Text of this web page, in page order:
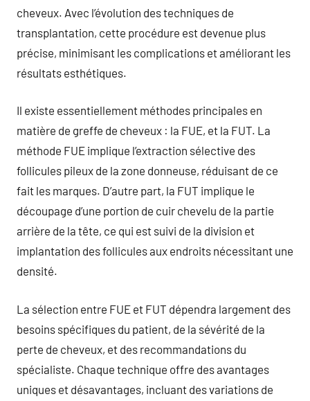
cheveux. Avec l’évolution des techniques de
transplantation, cette procédure est devenue plus
précise, minimisant les complications et améliorant les
résultats esthétiques.
Il existe essentiellement méthodes principales en
matière de greffe de cheveux : la FUE, et la FUT. La
méthode FUE implique l’extraction sélective des
follicules pileux de la zone donneuse, réduisant de ce
fait les marques. D’autre part, la FUT implique le
découpage d’une portion de cuir chevelu de la partie
arrière de la tête, ce qui est suivi de la division et
implantation des follicules aux endroits nécessitant une
densité.
La sélection entre FUE et FUT dépendra largement des
besoins spécifiques du patient, de la sévérité de la
perte de cheveux, et des recommandations du
spécialiste. Chaque technique offre des avantages
uniques et désavantages, incluant des variations de